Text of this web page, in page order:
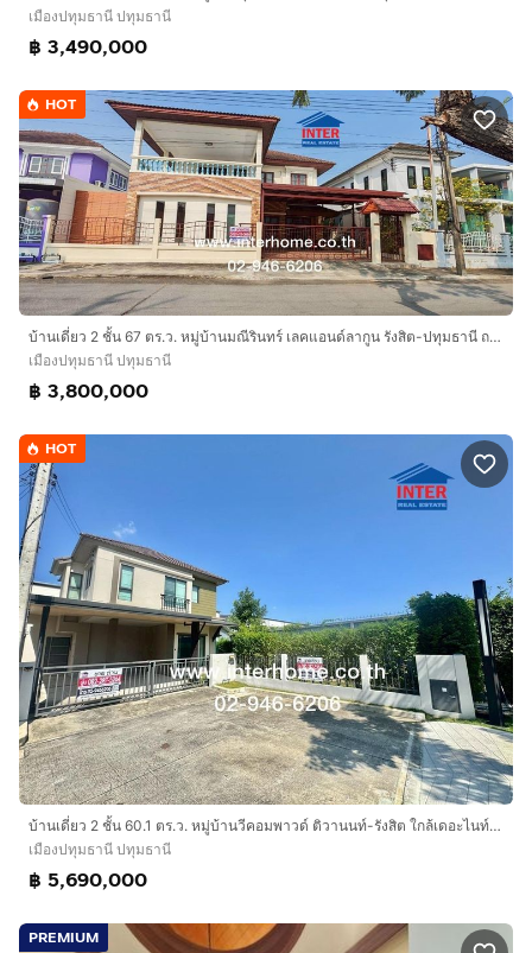
เมืองปทุมธานี ปทุมธานี
฿ 3,490,000
HOT
บ้านเดี่ยว 2 ชั้น 67 ตร.ว. หมู่บ้านมณีรินทร์ เลคแอนด์ลากูน รังสิต-ปทุมธานี ถนนรังสิต-ปทุมธานี ถนนติวานนท์ เมืองปทุมธานี ปทุมธานี
เมืองปทุมธานี ปทุมธานี
฿ 3,800,000
HOT
บ้านเดี่ยว 2 ชั้น 60.1 ตร.ว. หมู่บ้านวีคอมพาวด์ ติวานนท์-รังสิต ใกล้เดอะไนท์เซ็นเตอร์ ติวานนท์ ถนนติวานนท์ ถนนรังสิต-ปทุมธานี เมืองปทุมธานี
เมืองปทุมธานี ปทุมธานี
฿ 5,690,000
PREMIUM